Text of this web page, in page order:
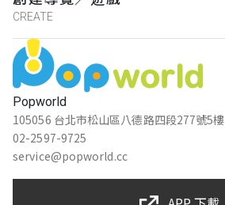
Popworld
105056 台北市松山區八德路四段277號5樓
02-2597-9725
service@popworld.cc
CREATE